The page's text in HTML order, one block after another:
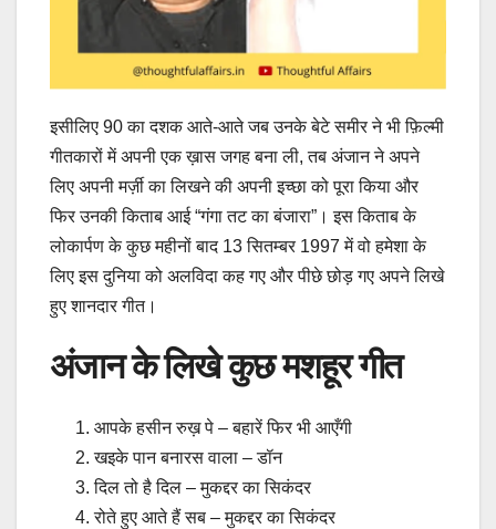
इसीलिए 90 का दशक आते-आते जब उनके बेटे समीर ने भी फ़िल्मी
गीतकारों में अपनी एक ख़ास जगह बना ली, तब अंजान ने अपने
लिए अपनी मर्ज़ी का लिखने की अपनी इच्छा को पूरा किया और
फिर उनकी किताब आई “गंगा तट का बंजारा”। इस किताब के
लोकार्पण के कुछ महीनों बाद 13 सितम्बर 1997 में वो हमेशा के
लिए इस दुनिया को अलविदा कह गए और पीछे छोड़ गए अपने लिखे
हुए शानदार गीत।
अंजान के लिखे कुछ मशहूर गीत
आपके हसीन रुख़ पे – बहारें फिर भी आएँगी
खइके पान बनारस वाला – डॉन
दिल तो है दिल – मुकद्दर का सिकंदर
रोते हुए आते हैं सब – मुकद्दर का सिकंदर